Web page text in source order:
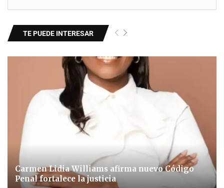
TE PUEDE INTERESAR
Carmen Lidia Williams afirma nuevo Código
Penal fortalece la justicia